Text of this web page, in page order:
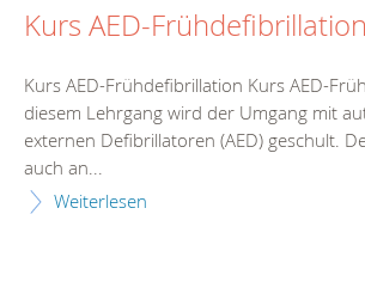
Kurs AED-Frühdefibrillation
Kurs AED-Frühdefibrillation Kurs AED-
diesem Lehrgang wird der Umgang mit
externen Defibrillatoren (AED) geschult.
auch an...
Weiterlesen